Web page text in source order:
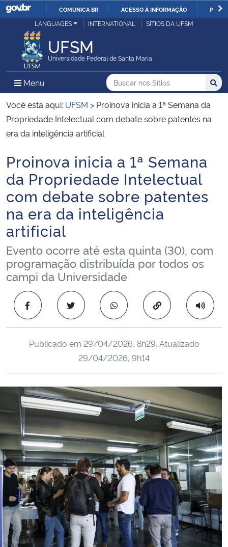
IR
COMUNICA BR ACESSO À INFORMAÇÃO
Ministério da Justiça e Segurança Pública
Ministério da Defesa
Ministério das Relações Exteriores
Ministério da Economia
Ministério da Infraestrutura
Ministério da Agricultura, Pecuária e Abastecimento
Ministério da Educação
Ministério da Cidadania
Ministério da Saúde
Ministério de Minas e Energia
Ministério da Ciência, Tecnologia, Inovações e Comunicações
Ministério do Meio Ambiente
Ministério do Turismo
Ministério do Desenvolvimento Regional
Controladoria-Geral da União
Ministério da Mulher, da Família e dos Direitos Humanos
Secretaria-Geral
Secretaria de Governo
Gabinete de Segurança Institucional
LANGUAGES INTERNATIONAL SÍTIOS DA UFSM
UFSM
Universidade Federal de Santa Maria
Menu Menu Principal do Sítio
Busca
Buscar no nos Sítios
Busca:
Você está aqui: UFSM > Proinova inicia a 1ª Semana da
Propriedade Intelectual com debate sobre patentes na
era da inteligência artificial
Início do conteúdo
Proinova inicia a 1ª Semana
da Propriedade Intelectual
com debate sobre patentes
na era da inteligência
artificial
Evento ocorre até esta quinta (30), com
programação distribuída por todos os
campi da Universidade
Copiar para área
Publicado em 29/04/2026, 8h29. Atualizado
29/04/2026, 9h14